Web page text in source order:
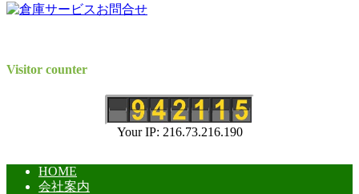
Visitor counter
Your IP: 216.73.216.190
HOME
会社案内